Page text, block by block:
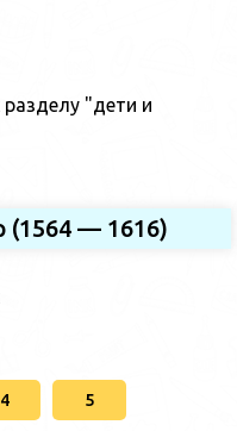
"дети и
— 1616)
4 5